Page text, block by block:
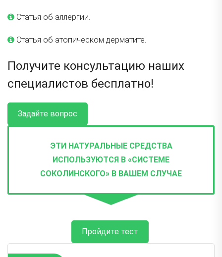
Статья об аллергии.
Статья об атопическом дерматите.
Получите консультацию наших
специалистов бесплатно!
Задайте вопрос
ЭТИ НАТУРАЛЬНЫЕ СРЕДСТВА
ИСПОЛЬЗУЮТСЯ В «СИСТЕМЕ
СОКОЛИНСКОГО» В ВАШЕМ СЛУЧАЕ
Пройдите тест